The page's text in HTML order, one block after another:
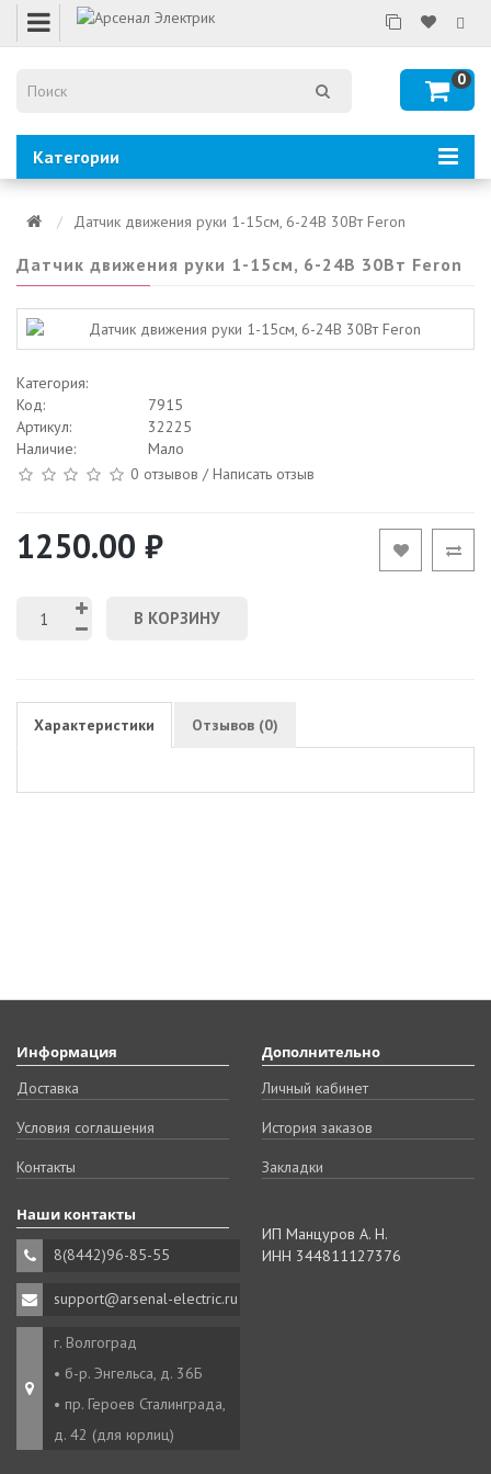
0
Категории
Датчик движения руки 1-15см, 6-24В 30Вт Feron
Датчик движения руки 1-15см, 6-24В 30Вт Feron
Категория:
Код:
7915
Артикул:
32225
Наличие:
Мало
0 отзывов /Написать отзыв
1250.00 ₽
В КОРЗИНУ
Характеристики Отзывов (0)
Информация
Доставка
Условия соглашения
Контакты
Дополнительно
Личный кабинет
История заказов
Закладки
Наши контакты
8(8442)96-85-55
support@arsenal-electric.ru
г. Волгоград
• б-р. Энгельса, д. 36Б
• пр. Героев Сталинграда,
д. 42 (для юрлиц)
ИП Манцуров А. Н.
ИНН 344811127376